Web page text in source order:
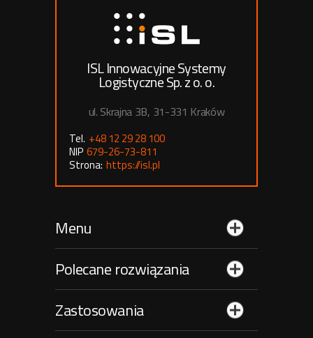
ISL Innowacyjne Systemy
Logistyczne Sp. z o. o.
ul. Skrajna 3B, 31-331 Kraków
Tel. +48 12 29 28 100
NIP 679-26-73-811
Strona: https://isl.pl
Menu
Polecane rozwiązania
Zastosowania